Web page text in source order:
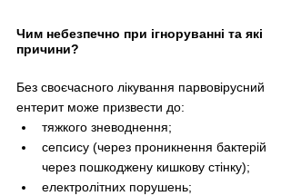
Чим небезпечно при ігноруванні та які
причини?
Без своєчасного лікування парвовірусний
ентерит може призвести до:
тяжкого зневоднення;
сепсису (через проникнення бактерій
через пошкоджену кишкову стінку);
електролітних порушень;